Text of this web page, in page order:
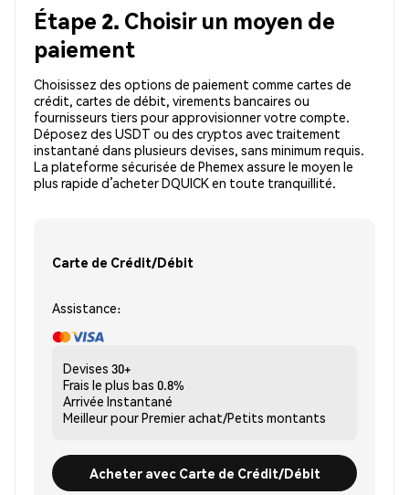
Étape 2. Choisir un moyen de
paiement
Choisissez des options de paiement comme cartes de
crédit, cartes de débit, virements bancaires ou
fournisseurs tiers pour approvisionner votre compte.
Déposez des USDT ou des cryptos avec traitement
instantané dans plusieurs devises, sans minimum requis.
La plateforme sécurisée de Phemex assure le moyen le
plus rapide d’acheter DQUICK en toute tranquillité.
Carte de Crédit/Débit
Assistance:
Devises 30+
Frais le plus bas 0.8%
Arrivée Instantané
Meilleur pourPremier achat/Petits montants
Acheter avec Carte de Crédit/Débit